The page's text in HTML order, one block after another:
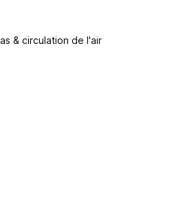
& circulation de l'air